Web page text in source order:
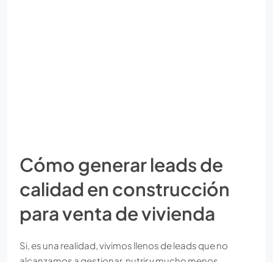
Cómo generar leads de
calidad en construcción
para venta de vivienda
Si, es una realidad, vivimos llenos de leads que no